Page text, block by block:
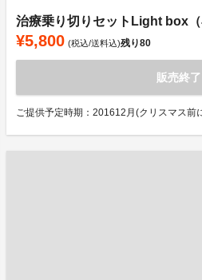
治療乗り切りセットLight box（
¥5,800 (税込/送料込)残り80
販売終了
ご提供予定時期：201612月(クリスマス前